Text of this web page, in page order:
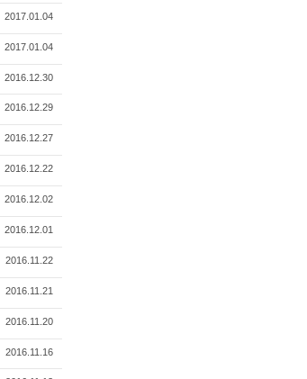
2017.01.04
2017.01.04
2016.12.30
2016.12.29
2016.12.27
2016.12.22
2016.12.02
2016.12.01
2016.11.22
2016.11.21
2016.11.20
2016.11.16